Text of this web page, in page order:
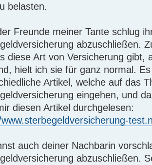
belasten.
Freunde meiner Tante schlug
abzuschließen.
diese Art von Versicherung gibt,
hielt ich sie für ganz normal.
Artikel, welche auf das
eingehen, und
diesen Artikel durchgelesen:
auch deiner Nachbarin
abzuschließen.